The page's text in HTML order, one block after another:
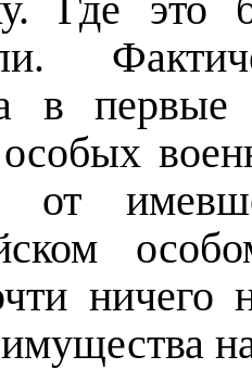
в
от
ничего